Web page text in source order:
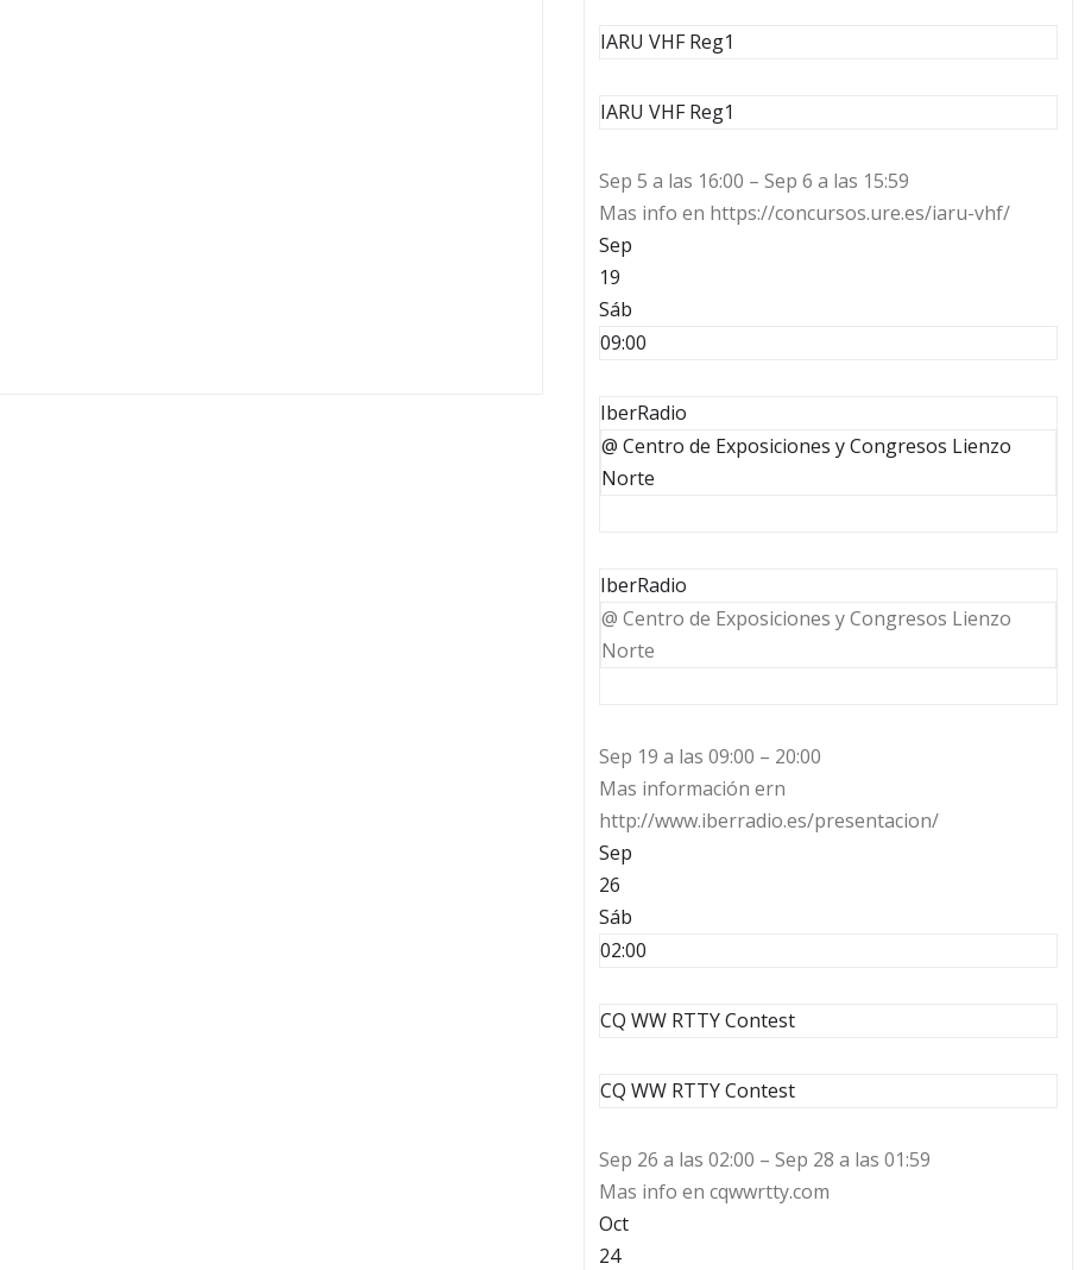
IARU VHF Reg1
IARU VHF Reg1
Sep 5 a las 16:00 – Sep 6 a las 15:59
Mas info en https://concursos.ure.es/iaru-vhf/
Sep
19
Sáb
09:00
IberRadio
@ Centro de Exposiciones y Congresos Lienzo
Norte
IberRadio
@ Centro de Exposiciones y Congresos Lienzo
Norte
Sep 19 a las 09:00 – 20:00
Mas información ern
http://www.iberradio.es/presentacion/
Sep
26
Sáb
02:00
CQ WW RTTY Contest
CQ WW RTTY Contest
Sep 26 a las 02:00 – Sep 28 a las 01:59
Mas info en cqwwrtty.com
Oct
24